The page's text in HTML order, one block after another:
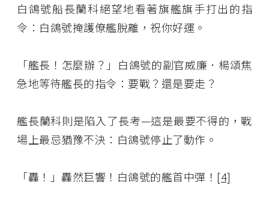
白鴿號船長蘭科絕望地看著旗艦旗手打出的指
令：白鴿號掩護僚艦脫離，祝你好運。
「艦長！怎麼辦？」白鴿號的副官威廉．楊頌焦
急地等待艦長的指令：要戰？還是要走？
艦長蘭科則是陷入了長考—這是最要不得的，戰
場上最忌猶豫不決：白鴿號停止了動作。
「轟！」轟然巨響！白鴿號的艦首中彈！ [4]